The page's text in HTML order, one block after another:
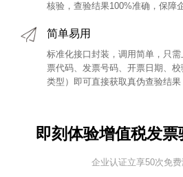
核验，查验结果100%准确，保障
简单易用
标准化接口封装，调用简单，只
票代码、发票号码、开票日期、
类型）即可直接获取真伪查验结果
即刻体验增值税发
企业认证立享50次免